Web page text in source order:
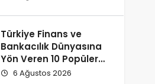
Türkiye Finans ve
Bankacılık Dünyasına
Yön Veren 10 Popüler
İsim6 Ağustos 2026